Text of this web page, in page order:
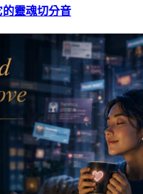
靈魂切分音